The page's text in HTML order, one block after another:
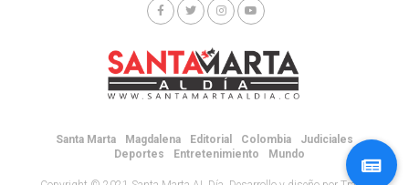
Santa Marta Magdalena Editorial Colombia
Judiciales
Deportes
Entretenimiento Mundo